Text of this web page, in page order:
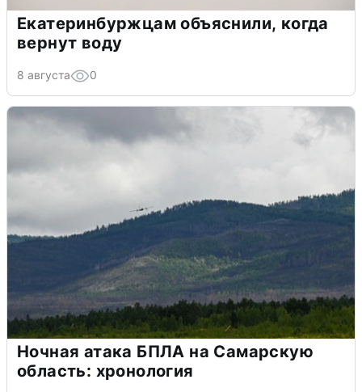
Екатеринбуржцам объяснили, когда
вернут воду
8 августа 0
Ночная атака БПЛА на Самарскую
область: хронология